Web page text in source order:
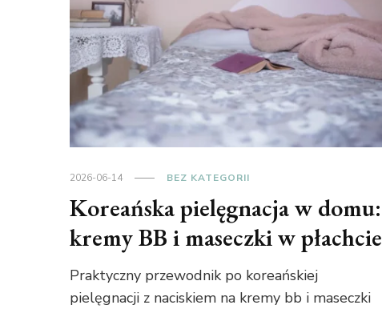
2026-06-14 BEZ KATEGORII
Koreańska pielęgnacja w domu:
kremy BB i maseczki w płachcie
Praktyczny przewodnik po koreańskiej
pielęgnacji z naciskiem na kremy bb i maseczki